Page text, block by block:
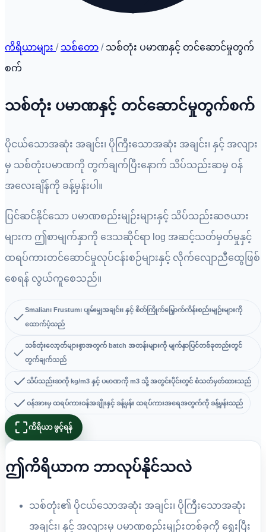
ကိရိယာများ / သစ်တော / သစ်တုံး ပမာဏနှင့် တင်ဆောင်မှုတွက်
စက်
သစ်တုံး ပမာဏနှင့် တင်ဆောင်မှုတွက်စက်
ပိုငယ်သောအဆုံး အချင်း၊ ပိုကြီးသောအဆုံး အချင်း၊ နှင့် အလျား
မှ သစ်တုံးပမာဏကို တွက်ချက်ပြီးနောက် သိပ်သည်းဆမှ ဝန်
အလေးချိန်ကို ခန့်မှန်းပါ။
ပြင်ဆင်နိုင်သော ပမာဏစည်းမျဉ်းများနှင့် သိပ်သည်းဆဇယား
များက ဤစာမျက်နှာကို ဒေသဆိုင်ရာ log အဆင့်သတ်မှတ်မှုနှင့်
ထရပ်ကားတင်ဆောင်မှုလုပ်ငန်းစဉ်များနှင့် လိုက်လျောညီထွေဖြစ်
စေရန် လွယ်ကူစေသည်။
Smalian၊ Frustum၊ ပျမ်းမျှအချင်း၊ နှင့် စိတ်ကြိုက်မြှောက်ကိန်းစည်းမျဉ်းများကို
ထောက်ပံ့သည်
သစ်တုံးလော့တ်များစွာအတွက် batch အတန်းများကို မျက်နှာပြင်တစ်ခုတည်းတွင်
တွက်ချက်သည်
သိပ်သည်းဆကို kg/m3 နှင့် ပမာဏကို m3 သို့ အတွင်းပိုင်းတွင် စံသတ်မှတ်ထားသည်
ဝန်အားမှ ထရပ်ကားဝန်အချိုးနှင့် ခန့်မှန်း ထရပ်ကားအရေအတွက်ကို ခန့်မှန်းသည်
ကိရိယာ ဖွင့်ရန်
ဤကိရိယာက ဘာလုပ်နိုင်သလဲ
သစ်တုံး၏ ပိုငယ်သောအဆုံး အချင်း၊ ပိုကြီးသောအဆုံး
အချင်း၊ နှင့် အလျားမှ ပမာဏစည်းမျဉ်းတစ်ခုကို ရွေးပြီး